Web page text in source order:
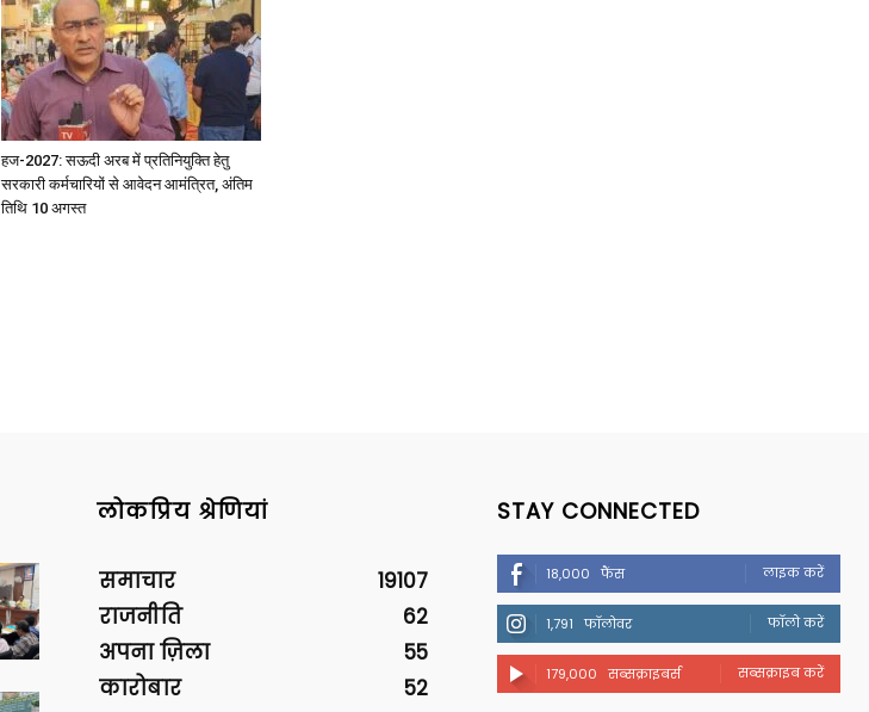
हज-2027: सऊदी अरब में प्रतिनियुक्ति हेतु
सरकारी कर्मचारियों से आवेदन आमंत्रित, अंतिम
तिथि 10 अगस्त
लोकप्रिय श्रेणियां
समाचार
19107
राजनीति
62
अपना ज़िला
55
कारोबार
52
STAY CONNECTED
18,000 फैंस लाइक करें
1,791 फॉलोवर फॉलो करें
179,000 सब्सक्राइबर्स सब्सक्राइब करें